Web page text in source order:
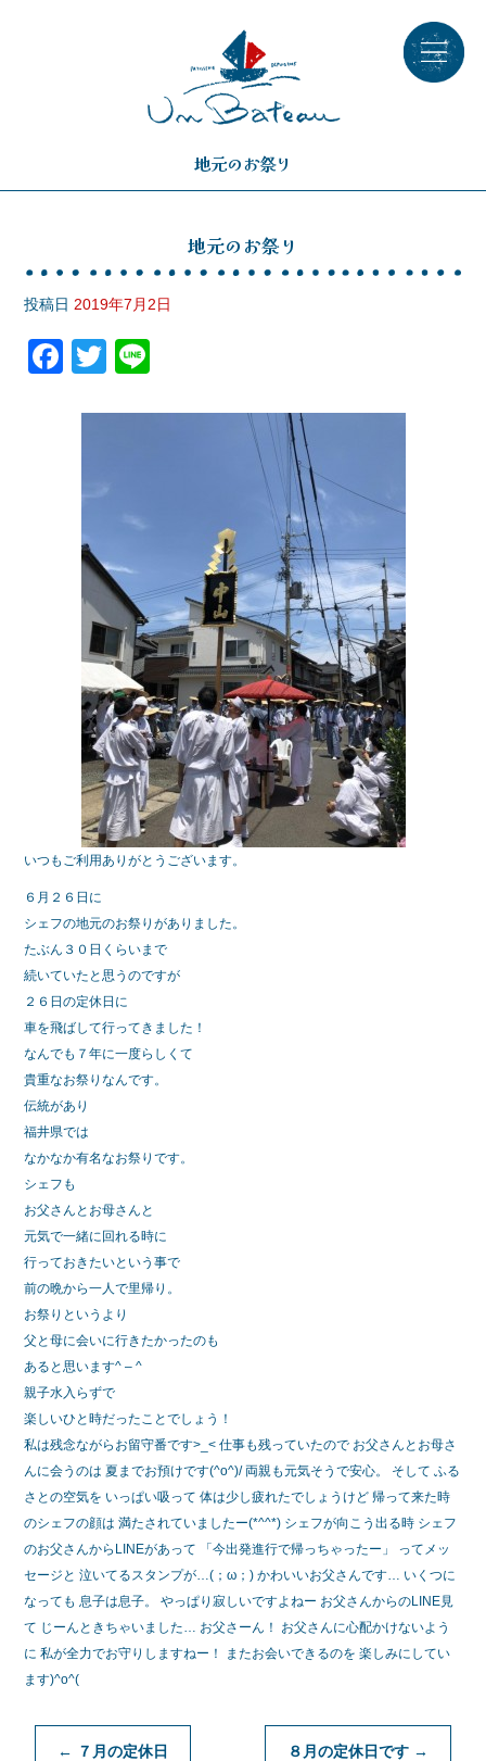
地元のお祭り
地元のお祭り
投稿日 2019年7月2日
F
b
o
T
tt
e
いつもご利用ありがとうございます。
６月２６日に
シェフの地元のお祭りがありました。
たぶん３０日くらいまで
続いていたと思うのですが
２６日の定休日に
車を飛ばして行ってきました！
なんでも７年に一度らしくて
貴重なお祭りなんです。
伝統があり
福井県では
なかなか有名なお祭りです。
シェフも
お父さんとお母さんと
元気で一緒に回れる時に
行っておきたいという事で
前の晩から一人で里帰り。
お祭りというより
父と母に会いに行きたかったのも
あると思います^ – ^
親子水入らずで
楽しいひと時だったことでしょう！
私は残念ながらお留守番です>_< 仕事も残っていたので お父さんとお母さ
んに会うのは 夏までお預けです(^o^)/ 両親も元気そうで安心。 そして ふる
さとの空気を いっぱい吸って 体は少し疲れたでしょうけど 帰って来た時
のシェフの顔は 満たされていましたー(*^^*) シェフが向こう出る時 シェフ
のお父さんからLINEがあって 「今出発進行で帰っちゃったー」 ってメッ
セージと 泣いてるスタンプが…(；ω；) かわいいお父さんです… いくつに
なっても 息子は息子。 やっぱり寂しいですよねー お父さんからのLINE見
て じーんときちゃいました… お父さーん！ お父さんに心配かけないよう
に 私が全力でお守りしますねー！ またお会いできるのを 楽しみにしてい
ます)^o^(
← ７月の定休日 ８月の定休日です →